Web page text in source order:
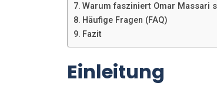
Warum fasziniert Omar Massari
Häufige Fragen (FAQ)
Fazit
Einleitung